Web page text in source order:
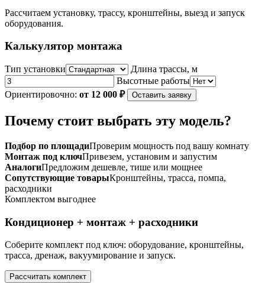
Рассчитаем установку, трассу, кронштейны, выезд и запуск
оборудования.
Калькулятор монтажа
Тип установки
Длина трассы, м
Высотные работы
Ориентировочно: от 12 000 ₽ Оставить заявку
Почему стоит выбрать эту модель?
Подбор по площадиПроверим мощность под вашу комнату
Монтаж под ключПривезем, установим и запустим
АналогиПредложим дешевле, тише или мощнее
Сопутствующие товарыКронштейны, трасса, помпа,
расходники
Комплектом выгоднее
Кондиционер + монтаж + расходники
Соберите комплект под ключ: оборудование, кронштейны,
трасса, дренаж, вакуумирование и запуск.
Рассчитать комплект